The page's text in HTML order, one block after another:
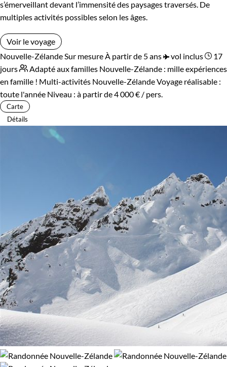
s’émerveillant devant l’immensité des paysages traversés. De
multiples activités possibles selon les âges.
Voir le voyage
Nouvelle-Zélande Sur mesure À partir de 5 ans vol inclus
17
jours
Adapté aux familles Nouvelle-Zélande : mille expériences
en famille ! Multi-activités Nouvelle-ZélandeVoyage réalisable :
toute l'année Niveau : à partir de4 000 € / pers.
Carte
Détails